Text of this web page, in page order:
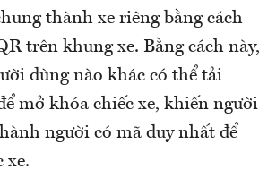
thành xe riêng bằng cách
trên khung xe. Bằng cách này,
dùng nào khác có thể tải
mở khóa chiếc xe, khiến người
người có mã duy nhất để
xe.